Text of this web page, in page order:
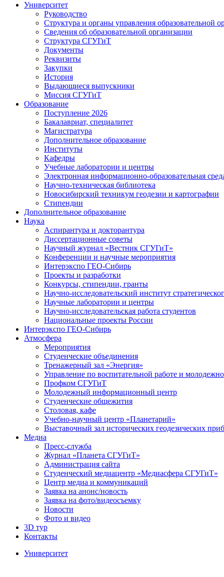
Университет
Руководство
Структура и органы управления образовательной
Сведения об образовательной организации
Структура СГУГиТ
Документы
Реквизиты
Закупки
История
Выдающиеся выпускники
Миссия СГУГиТ
Образование
Поступление 2026
Бакалавриат, специалитет
Магистратура
Дополнительное образование
Институты
Кафедры
Учебные лаборатории и центры
Электронная информационно-образовательная
Научно-техническая библиотека
Новосибирский техникум геодезии и картографии
Стипендии
Дополнительное образование
Наука
Аспирантура и докторантура
Диссертационные советы
Научный журнал «Вестник СГУГиТ»
Конференции и научные мероприятия
Интерэкспо ГЕО-Сибирь
Проекты и разработки
Конкурсы, стипендии, гранты
Научно-исследовательский институт
Научные лаборатории и центры
Научно-исследовательская работа студентов
Национальные проекты России
Интерэкспо ГЕО-Сибирь
Атмосфера
Мероприятия
Студенческие объединения
Тренажерный зал «Энергия»
Управление по воспитательной работе и
Профком СГУГиТ
Молодежный информационный центр
Студенческие общежития
Столовая, кафе
Учебно-научный центр «Планетарий»
Выставочный зал исторических геодезических
Медиа
Пресс-служба
Журнал «Планета СГУГиТ»
Администрация сайта
Студенческий медиацентр «Медиасфера СГУГиТ»
Центр медиа и коммуникаций
Заявка на анонс/новость
Заявка на фото/видеосъемку
Новости
Фото и видео
3D тур
Контакты
Университет